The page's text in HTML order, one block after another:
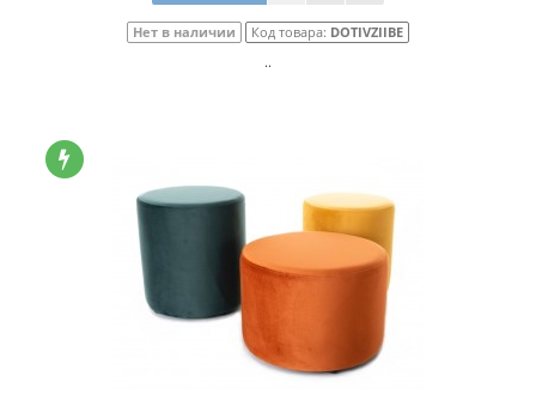
Нет в наличии Код товара: DOTIVZIIBE
..